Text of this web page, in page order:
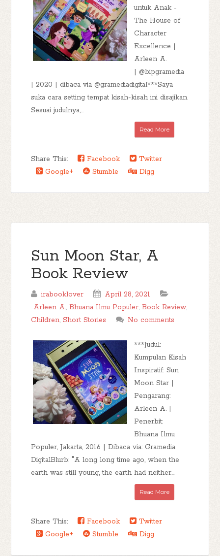
untuk Anak -
The House of
Character
Excellence |
Arleen A.
| @bipgramedia
| 2020 | dibaca via @gramediadigital***Saya
suka cara setting tempat kisah-kisah ini disajikan.
Sesuai judulnya,...
Read More
Share This: Facebook
Twitter
Google+
Stumble Digg
Sun Moon Star, A
Book Review
irabooklover
April 28, 2021
Arleen A.,Bhuana Ilmu Populer,Book Review,
Children,Short Stories No comments
***Judul:
Kumpulan Kisah
Inspiratif: Sun
Moon Star |
Pengarang:
Arleen A. |
Penerbit:
Bhuana Ilmu
Populer, Jakarta, 2016 | Dibaca via: Gramedia
DigitalBlurb: "A long long time ago, when the
earth was still young, the earth had neither...
Read More
Share This: Facebook
Twitter
Google+
Stumble Digg